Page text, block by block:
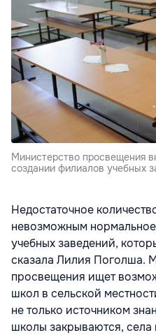
Министерство просвещения
создании филиалов учебных
Недостаточное
невозможным
учебных заведений,
сказала Лилия Поголша.
просвещения ищет
школ в сельской
не только источником
школы закрываются,